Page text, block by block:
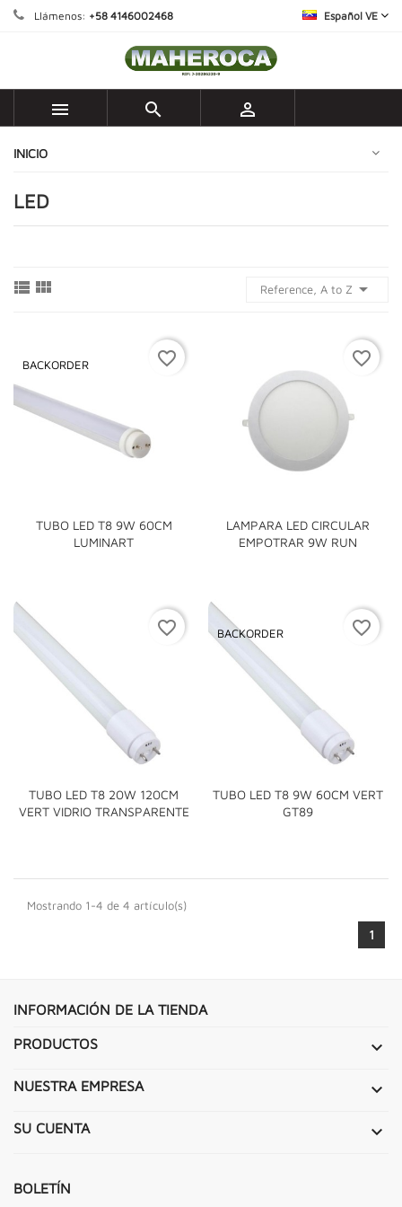
Llámenos: +58 4146002468 Español VE
  
INICIO
LED
  Reference, A to Z 
TUBO LED T8 9W 60CM
LUMINART
BACKORDER favorite_border
LAMPARA LED CIRCULAR
EMPOTRAR 9W RUN
favorite_border
TUBO LED T8 20W 120CM
VERT VIDRIO TRANSPARENTE
favorite_border
TUBO LED T8 9W 60CM VERT
GT89
BACKORDER favorite_border
Mostrando 1-4 de 4 artículo(s)
1
INFORMACIÓN DE LA TIENDA
PRODUCTOS 
NUESTRA EMPRESA 
SU CUENTA 
BOLETÍN